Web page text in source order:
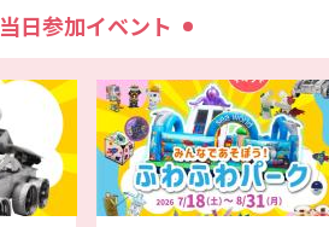
当日参加イベント